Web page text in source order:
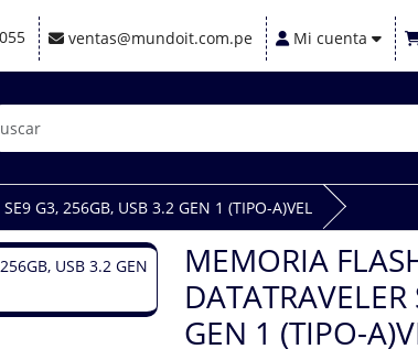
ventas@mundoit.com.pe Mi cuenta
G3, 256GB, USB 3.2 GEN 1 (TIPO-A)VEL
MEMORIA
GEN 1 (TIPO-